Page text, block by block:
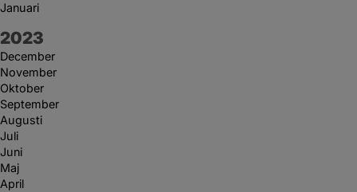
Januari
År:
2023
December
November
Oktober
September
Augusti
Juli
Juni
Maj
April